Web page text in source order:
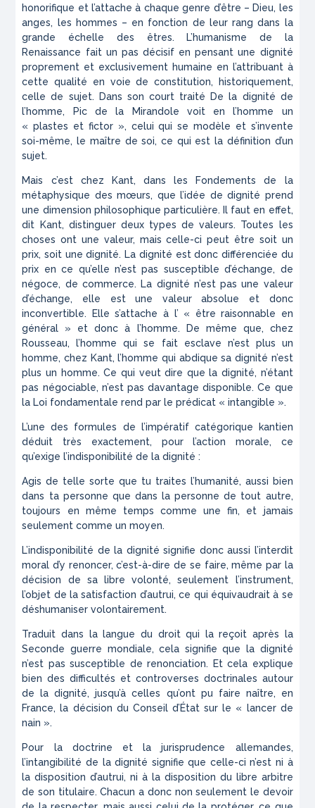
honorifique et l’attache à chaque genre d’être – Dieu, les
anges, les hommes – en fonction de leurrang dans la
grande échelle des êtres. L’humanisme de la
Renaissance fait un pas décisif en pensant une dignité
proprement et exclusivement humaine en l’attribuant à
cette qualité en voie de constitution, historiquement,
celle de sujet. Dans son court traité
De la dignité de
l’homme, Pic de la Mirandole voit en l’homme un
«plastes et fictor», celui qui se modèle et s’invente
soi-même, le maître de soi, ce qui est la définition d’un
sujet.
Mais c’est chez Kant, dans les
Fondements de la
métaphysique des mœurs, que l’idée de dignité prend
une dimension philosophique particulière. Il faut en effet,
dit Kant, distinguer deux types de valeurs. Toutes les
choses ont une valeur, mais celle-ci peut être soit un
prix, soit une dignité. La dignité est donc différenciée du
prix en ce qu’elle n’est pas susceptible d’échange, de
négoce, de commerce. La dignité n’est pas une valeur
d’échange, elle est une valeur absolue et donc
inconvertible. Elle s’attache à l’ « être raisonnable en
général » et donc à l’homme. De même que, chez
Rousseau, l’homme qui se fait esclave n’est plus un
homme, chez Kant, l’homme qui abdique sa dignité n’est
plus un homme. Ce qui veut dire que la dignité, n’étant
pas négociable, n’est pas davantage disponible. Ce que
la Loi fondamentale rend par le prédicat « intangible ».
L’une des formules de l’impératif catégorique kantien
déduit très exactement, pour l’action morale, ce
qu’exige l’indisponibilité de la dignité :
Agis de telle sorte que tu traites l’humanité, aussi bien
dans ta personne que dans la personne de tout autre,
toujours en même temps comme une fin, et jamais
seulement comme un moyen.
L’indisponibilité de la dignité signifie donc aussi l’interdit
moral d’y renoncer, c’est-à-dire de se faire, même par la
décision de sa libre volonté, seulement l’instrument,
l’objet de la satisfaction d’autrui, ce qui équivaudrait à se
déshumaniser volontairement.
Traduit dans la langue du droit qui la reçoit après la
Seconde guerre mondiale, cela signifie que la dignité
n’est pas susceptible de renonciation. Et cela explique
bien des difficultés et controverses doctrinales autour
de la dignité, jusqu’à celles qu’ont pu faire naître, en
France, la décision du Conseil d’État sur le « lancer de
nain ».
Pour la doctrine et la jurisprudence allemandes,
l’intangibilité de la dignité signifie que celle-ci n’est ni à
la disposition d’autrui, ni à la disposition du libre arbitre
de son titulaire. Chacun a donc non seulement le devoir